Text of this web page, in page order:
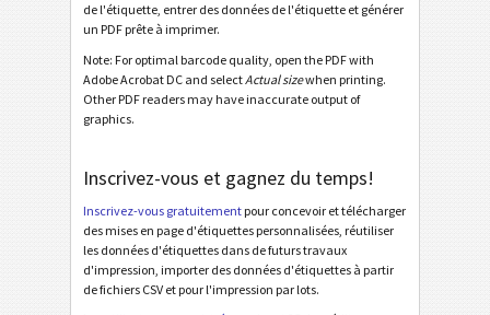
Galia ETI.9 - License Plate - Master Mixed
Galia ETI.9 - L3P License Plate - Master Mixed
B
BOSCH
de l'étiquette, entrer des données de l'étiquette et générer
un PDF prête à imprimer.
Note: For optimal barcode quality, open the PDF with
Adobe Acrobat DC and selectActual sizewhen printing.
Other PDF readers may have inaccurate output of
graphics.
Inscrivez-vous et gagnez du temps!
Inscrivez-vous gratuitement pour concevoir et télécharger
des mises en page d'étiquettes personnalisées, réutiliser
les données d'étiquettes dans de futurs travaux
d'impression, importer des données d'étiquettes à partir
de fichiers CSV et pour l'impression par lots.